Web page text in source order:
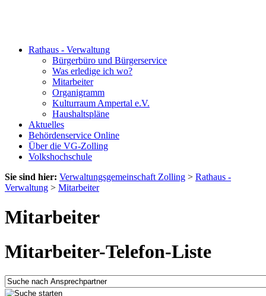
Rathaus - Verwaltung
Bürgerbüro und Bürgerservice
Was erledige ich wo?
Mitarbeiter
Organigramm
Kulturraum Ampertal e.V.
Haushaltspläne
Aktuelles
Behördenservice Online
Über die VG-Zolling
Volkshochschule
Sie sind hier: Verwaltungsgemeinschaft Zolling > Rathaus -
Verwaltung > Mitarbeiter
Mitarbeiter
Mitarbeiter-Telefon-Liste